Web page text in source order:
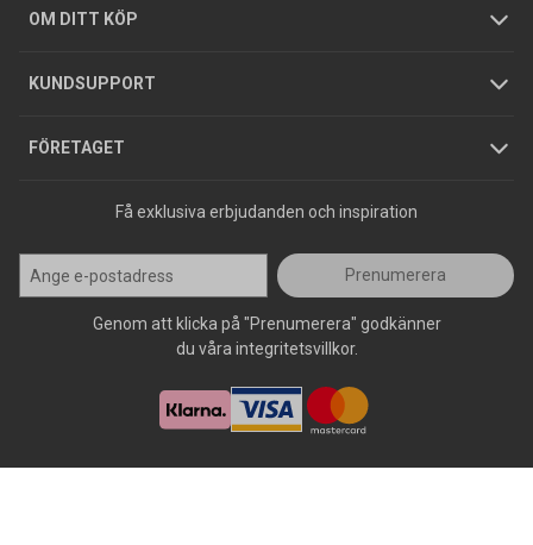
OM DITT KÖP
GDPR
KUNDSUPPORT
Köpguider
Varumärken
FÖRETAGET
Hållbarhet
Jobba hos oss
Press
Få exklusiva erbjudanden och inspiration
Prenumerera
Genom att klicka på "Prenumerera" godkänner
du våra integritetsvillkor.